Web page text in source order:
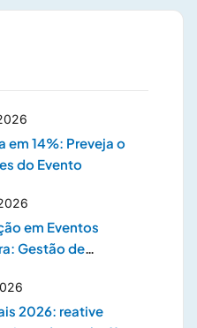
em 14%: Preveja o
do Evento
em Eventos
Gestão de
2026: reative